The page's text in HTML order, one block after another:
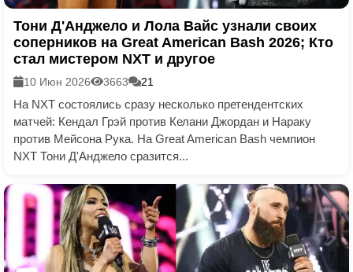
Тони Д'Анджело и Лола Вайс узнали своих
соперников на Great American Bash 2026; Кто
стал мистером NXT и другое
10 Июн 2026 3663 21
На NXT состоялись сразу несколько претендентских
матчей: Кендал Грэй против Келани Джордан и Нараку
против Мейсона Рука. На Great American Bash чемпион
NXT Тони Д'Анджело сразится...